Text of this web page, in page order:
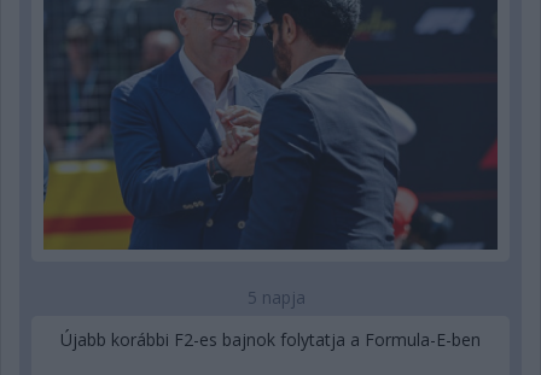
5 napja
Újabb korábbi F2-es bajnok folytatja a Formula-E-ben